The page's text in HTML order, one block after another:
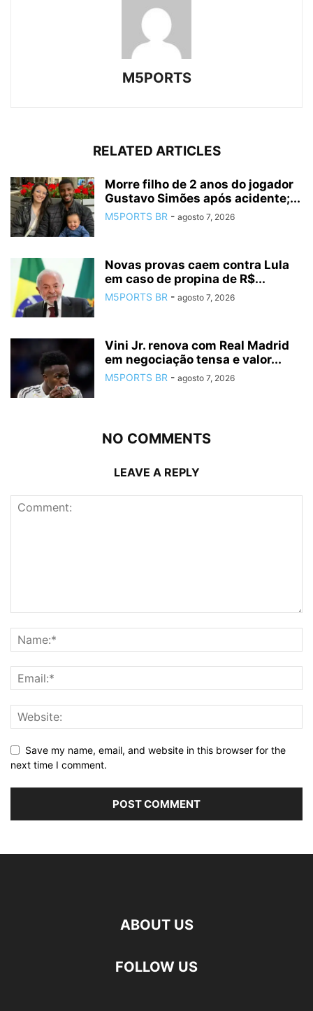
M5PORTS
RELATED ARTICLES
Morre filho de 2 anos do jogador
Gustavo Simões após acidente;...
M5PORTS BR - agosto 7, 2026
Novas provas caem contra Lula
em caso de propina de R$...
M5PORTS BR - agosto 7, 2026
Vini Jr. renova com Real Madrid
em negociação tensa e valor...
M5PORTS BR - agosto 7, 2026
NO COMMENTS
LEAVE A REPLY
Save my name, email, and website in this browser for the
next time I comment.
ABOUT US
FOLLOW US